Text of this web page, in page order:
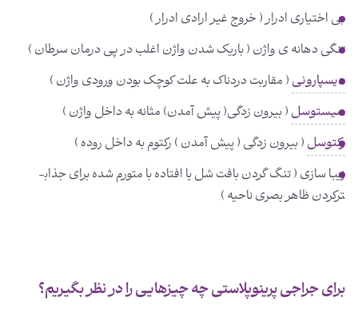
بی اختیاری ادرار ( خروج غیر ارادی ادرار )
تنگی دهانه ی واژن ( باریک شدن واژن اغلب در پی درمان سرطان )
دیسپارونی( مقاربت دردناک به علت کوچک بودن ورودی واژن )
سیستوسل( بیرون زدگی( پیش آمدن) مثانه به داخل واژن )
رکتوسل( بیرون زدگی ( پیش آمدن ) رکتوم به داخل روده )
زیبا سازی ( تنگ گردن بافت شل یا افتاده با متورم شده برای جذاب­
ترکردن ظاهر بصری ناحیه )
برای جراجی پرینوپلاستی چه چیزهایی را در نظر بگیریم؟